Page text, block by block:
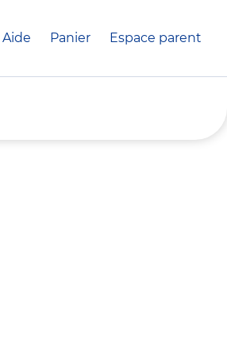
Aide Panier crèche(s)
Espace parent